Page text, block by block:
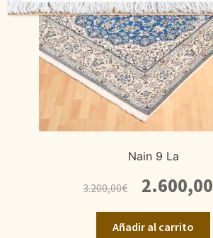
Nain 9 La
3.200,00€
precio
original
era:
2.600,00
Añadir al carrito